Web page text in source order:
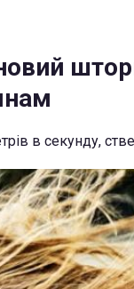
в секунду,